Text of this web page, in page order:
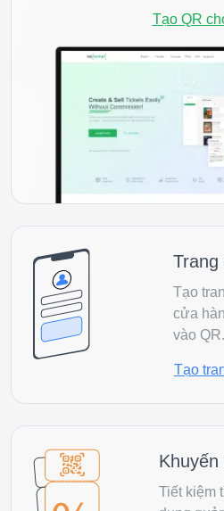
Tạo QR
Trang
Tạo
cửa
vào QR.
Tạo
Khuyến
Tiết kiệm